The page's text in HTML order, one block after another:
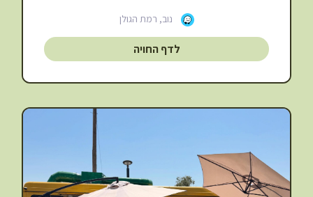
נוב, רמת הגולן
לדף החויה